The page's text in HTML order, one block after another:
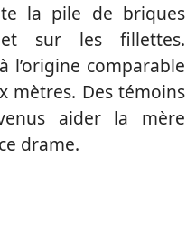
la pile de briques
sur les fillettes.
l’origine comparable
mètres. Des témoins
aider la mère
drame.